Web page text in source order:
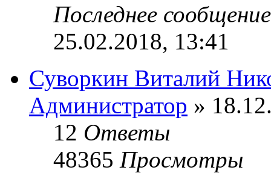
Последнее
25.02.2018, 13:41
Суворкин Виталий
Администратор »
12 Ответы
48365 Просмотры